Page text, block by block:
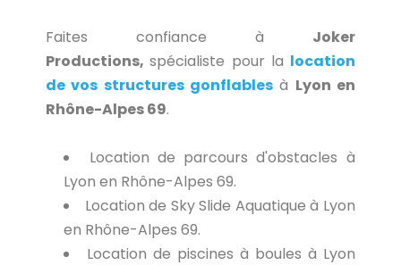
Faites confiance à Joker
Productions,spécialiste pour la location
de vos structures gonflables à Lyon en
Rhône-Alpes 69.
Location de parcours d'obstacles à
Lyon en Rhône-Alpes 69.
Location de Sky Slide Aquatique à Lyon
en Rhône-Alpes 69.
Location de piscines à boules à Lyon